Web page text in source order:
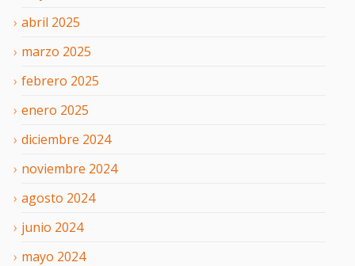
abril 2025
marzo 2025
febrero 2025
enero 2025
diciembre 2024
noviembre 2024
agosto 2024
junio 2024
mayo 2024